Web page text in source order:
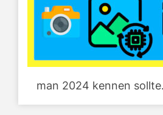
man 2024 kennen